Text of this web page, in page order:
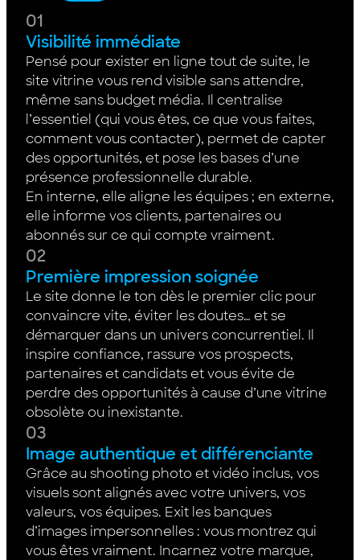
01
Visibilité immédiate
Pensé pour exister en ligne tout de suite, le
site vitrine vous rend visible sans attendre,
même sans budget média. Il centralise
l’essentiel (qui vous êtes, ce que vous faites,
comment vous contacter), permet de capter
des opportunités, et pose les bases d’une
présence professionnelle durable.
En interne, elle aligne les équipes ; en externe,
elle informe vos clients, partenaires ou
abonnés sur ce qui compte vraiment.
02
Première impression soignée
Le site donne le ton dès le premier clic pour
convaincre vite, éviter les doutes… et se
démarquer dans un univers concurrentiel. Il
inspire confiance, rassure vos prospects,
partenaires et candidats et vous évite de
perdre des opportunités à cause d’une vitrine
obsolète ou inexistante.
03
Image authentique et différenciante
Grâce au shooting photo et vidéo inclus, vos
visuels sont alignés avec votre univers, vos
valeurs, vos équipes. Exit les banques
d’images impersonnelles : vous montrez qui
vous êtes vraiment. Incarnez votre marque,